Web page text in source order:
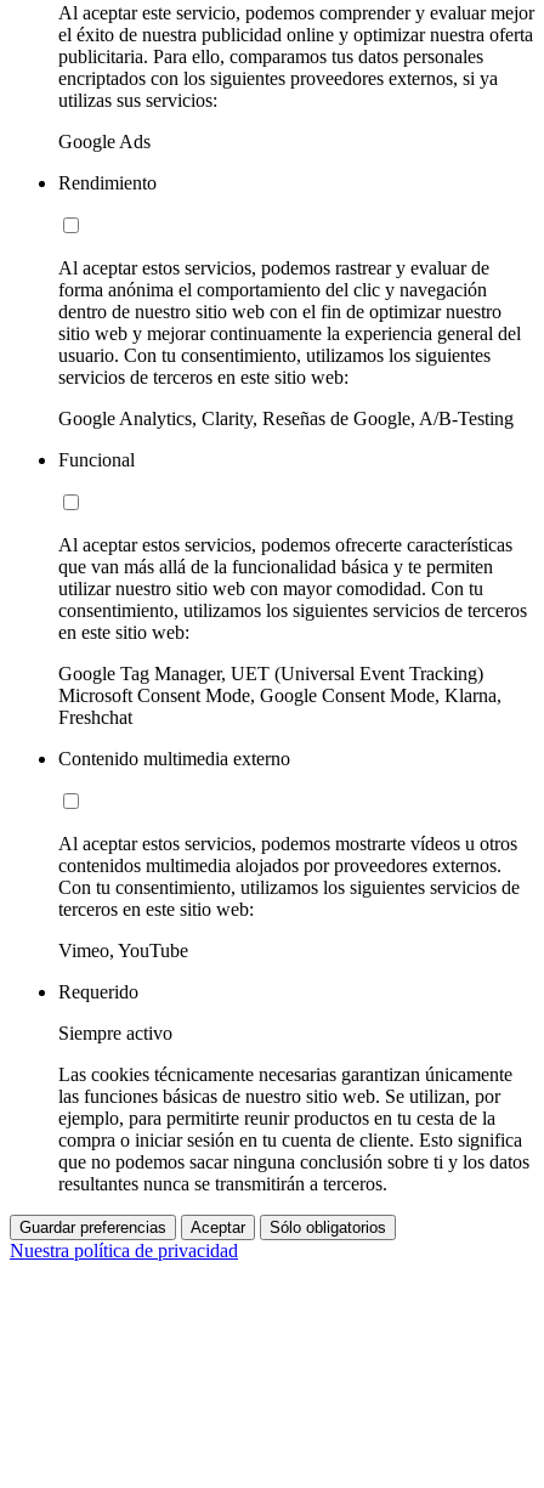
Al aceptar este servicio, podemos comprender y evaluar mejor
el éxito de nuestra publicidad online y optimizar nuestra oferta
publicitaria. Para ello, comparamos tus datos personales
encriptados con los siguientes proveedores externos, si ya
utilizas sus servicios:
Google Ads
Rendimiento
Al aceptar estos servicios, podemos rastrear y evaluar de
forma anónima el comportamiento del clic y navegación
dentro de nuestro sitio web con el fin de optimizar nuestro
sitio web y mejorar continuamente la experiencia general del
usuario. Con tu consentimiento, utilizamos los siguientes
servicios de terceros en este sitio web:
Google Analytics, Clarity, Reseñas de Google, A/B-Testing
Funcional
Al aceptar estos servicios, podemos ofrecerte características
que van más allá de la funcionalidad básica y te permiten
utilizar nuestro sitio web con mayor comodidad. Con tu
consentimiento, utilizamos los siguientes servicios de terceros
en este sitio web:
Google Tag Manager, UET (Universal Event Tracking)
Microsoft Consent Mode, Google Consent Mode, Klarna,
Freshchat
Contenido multimedia externo
Al aceptar estos servicios, podemos mostrarte vídeos u otros
contenidos multimedia alojados por proveedores externos.
Con tu consentimiento, utilizamos los siguientes servicios de
terceros en este sitio web:
Vimeo, YouTube
Requerido
Siempre activo
Las cookies técnicamente necesarias garantizan únicamente
las funciones básicas de nuestro sitio web. Se utilizan, por
ejemplo, para permitirte reunir productos en tu cesta de la
compra o iniciar sesión en tu cuenta de cliente. Esto significa
que no podemos sacar ninguna conclusión sobre ti y los datos
resultantes nunca se transmitirán a terceros.
Guardar preferencias Aceptar Sólo obligatorios
Nuestra política de privacidad